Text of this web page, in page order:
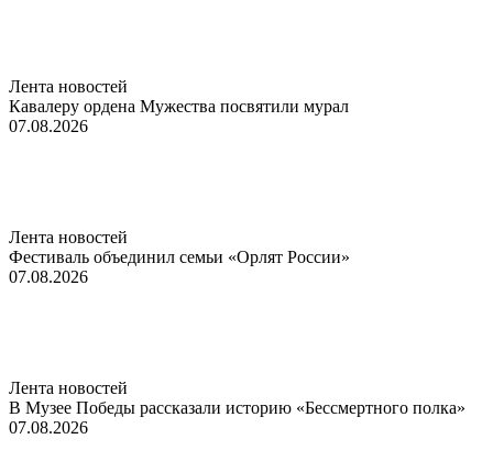
Лента новостей
Кавалеру ордена Мужества посвятили мурал
07.08.2026
Лента новостей
Фестиваль объединил семьи «Орлят России»
07.08.2026
Лента новостей
В Музее Победы рассказали историю «Бессмертного полка»
07.08.2026